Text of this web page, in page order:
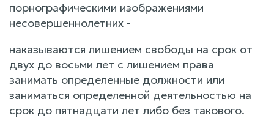
порнографическими изображениями
несовершеннолетних -
наказываются лишением свободы на срок от
двух до восьми лет с лишением права
занимать определенные должности или
заниматься определенной деятельностью на
срок до пятнадцати лет либо без такового.